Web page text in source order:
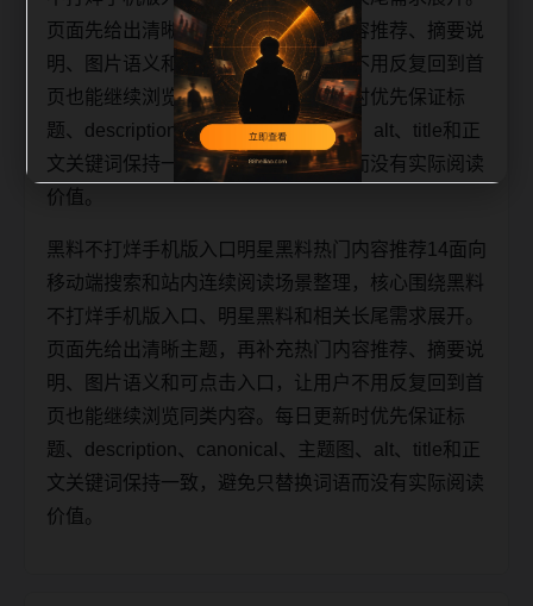
页面先给出清晰主题，再补充热门内容推荐、摘要说
明、图片语义和可点击入口，让用户不用反复回到首
页也能继续浏览同类内容。每日更新时优先保证标
题、description、canonical、主题图、alt、title和正
文关键词保持一致，避免只替换词语而没有实际阅读
价值。
黑料不打烊手机版入口明星黑料热门内容推荐14面向
移动端搜索和站内连续阅读场景整理，核心围绕黑料
不打烊手机版入口、明星黑料和相关长尾需求展开。
页面先给出清晰主题，再补充热门内容推荐、摘要说
明、图片语义和可点击入口，让用户不用反复回到首
页也能继续浏览同类内容。每日更新时优先保证标
题、description、canonical、主题图、alt、title和正
文关键词保持一致，避免只替换词语而没有实际阅读
价值。